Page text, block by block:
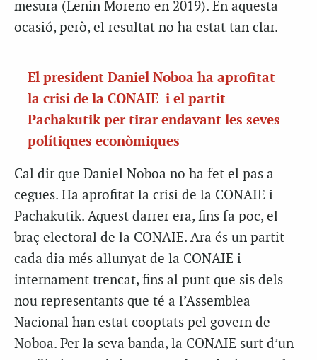
mesura (Lenin Moreno en 2019). En aquesta
ocasió, però, el resultat no ha estat tan clar.
El president Daniel Noboa ha aprofitat
la crisi de la CONAIE i el partit
Pachakutik per tirar endavant les seves
polítiques econòmiques
Cal dir que Daniel Noboa no ha fet el pas a
cegues. Ha aprofitat la crisi de la CONAIE i
Pachakutik. Aquest darrer era, fins fa poc, el
braç electoral de la CONAIE. Ara és un partit
cada dia més allunyat de la CONAIE i
internament trencat, fins al punt que sis dels
nou representants que té a l’Assemblea
Nacional han estat cooptats pel govern de
Noboa. Per la seva banda, la CONAIE surt d’un